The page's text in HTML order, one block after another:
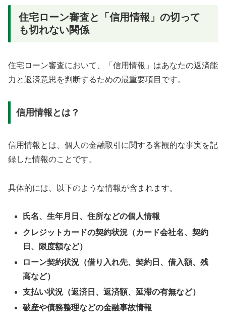
住宅ローン審査と「信用情報」の切って
も切れない関係
住宅ローン審査において、「信用情報」はあなたの返済能
力と返済意思を判断するための最重要項目です。
信用情報とは？
信用情報とは、個人の金融取引に関する客観的な事実を記
録した情報のことです。
具体的には、以下のような情報が含まれます。
氏名、生年月日、住所などの個人情報
クレジットカードの契約状況（カード会社名、契約
日、限度額など）
ローン契約状況（借り入れ先、契約日、借入額、残
高など）
支払い状況（返済日、返済額、延滞の有無など）
破産や債務整理などの金融事故情報